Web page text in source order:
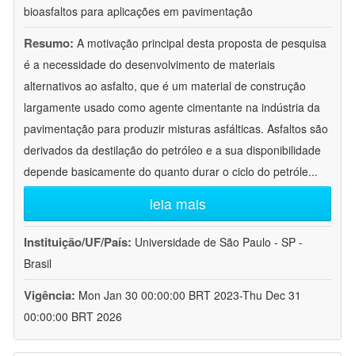
bioasfaltos para aplicações em pavimentação
Resumo: A motivação principal desta proposta de pesquisa
é a necessidade do desenvolvimento de materiais
alternativos ao asfalto, que é um material de construção
largamente usado como agente cimentante na indústria da
pavimentação para produzir misturas asfálticas. Asfaltos são
derivados da destilação do petróleo e a sua disponibilidade
depende basicamente do quanto durar o ciclo do petróle...
leia mais
Instituição/UF/País: Universidade de São Paulo - SP -
Brasil
Vigência: Mon Jan 30 00:00:00 BRT 2023-Thu Dec 31
00:00:00 BRT 2026